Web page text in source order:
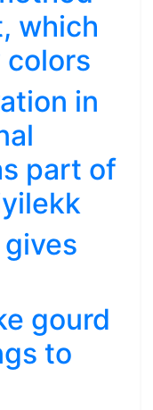
which
colors
in
part of
gourd
to